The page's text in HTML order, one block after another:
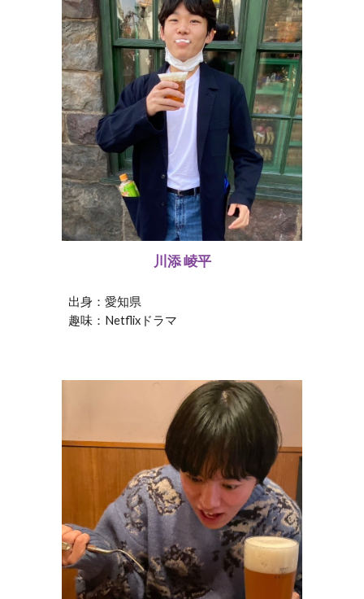
川添 崚平
出身：愛知県
趣味：Netflixドラマ